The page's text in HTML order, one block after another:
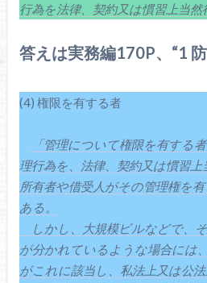
行為を法律、契約又は慣習上当然
答えは実務編170P、“1
(4) 権限を有する者
「管理について権限を有する
理行為を、法律、契約又は慣習上
所有者や借受人がその管理権を
ある。
しかし、大規模ビルなどで、
が分かれているような場合には
がこれに該当し、私法上又は公